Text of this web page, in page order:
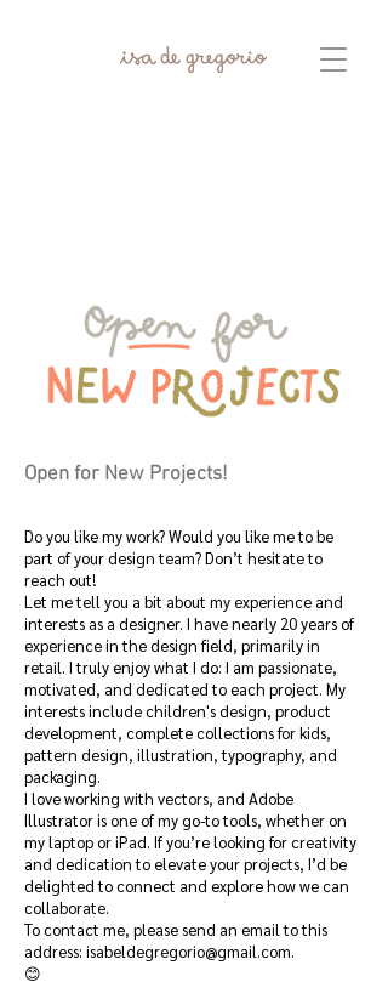
Open for New Projects!
Do you like my work? Would you like me to be
part of your design team? Don’t hesitate to
reach out!
Let me tell you a bit about my experience and
interests as a designer. I have nearly 20 years of
experience in the design field, primarily in
retail. I truly enjoy what I do: I am passionate,
motivated, and dedicated to each project. My
interests include children's design, product
development, complete collections for kids,
pattern design, illustration, typography, and
packaging.
I love working with vectors, and Adobe
Illustrator is one of my go-to tools, whether on
my laptop or iPad. If you’re looking for creativity
and dedication to elevate your projects, I’d be
delighted to connect and explore how we can
collaborate.
To contact me, please send an email to this
address: isabeldegregorio@gmail.com.
😊